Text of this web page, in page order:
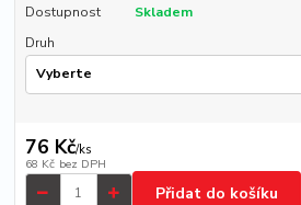
Dostupnost
Skladem
Druh
76 Kč/ks
68 Kč bez DPH
Přidat do košíku